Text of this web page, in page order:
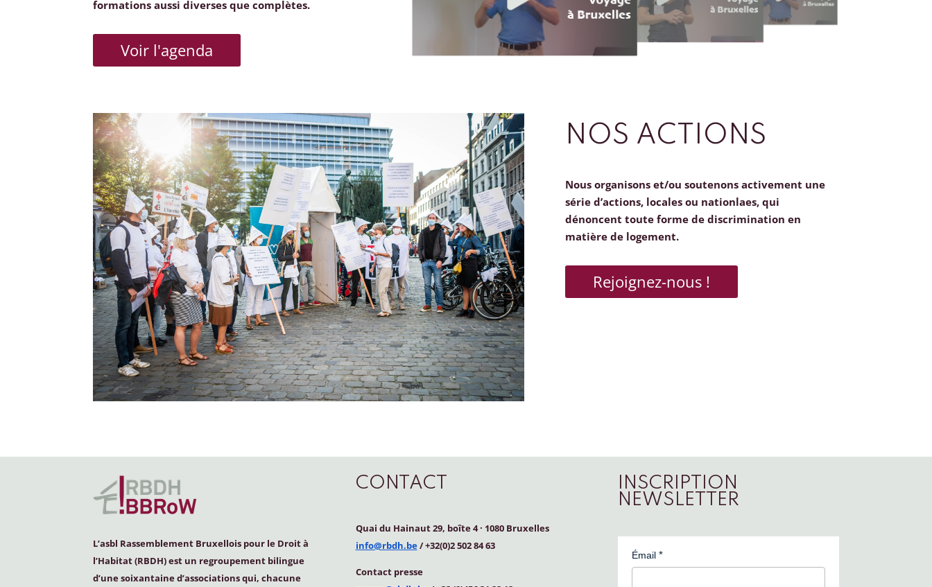
formations aussi diverses que complètes.
Voir l'agenda
NOS ACTIONS
Nous organisons et/ou soutenons activement une
série d’actions, locales ou nationlaes, qui
dénoncent toute forme de discrimination en
matière de logement.
Rejoignez-nous !
L’asbl Rassemblement Bruxellois pour le Droit à
l’Habitat (RBDH) est un regroupement bilingue
d’une soixantaine d’associations qui, chacune
CONTACT
Quai du Hainaut 29, boîte 4· 1080 Bruxelles
info@rbdh.be/ +32(0)2 502 84 63
Contact presse
INSCRIPTION
NEWSLETTER
Émail